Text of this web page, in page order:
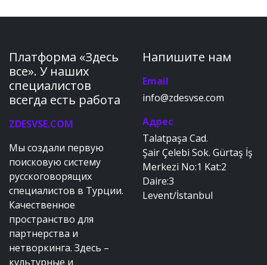
Платформа «Здесь
все». У наших
специалистов
всегда есть работа
ZDESVSE.COM
Мы создали первую
поисковую систему
русскоговорящих
специалистов в Турции.
Качественное
пространство для
партнерства и
нетворкинга. Здесь –
культурные и
Напишите нам
Email
info@zdesvse.com
Адрес
Talatpaşa Cad.
Şair Çelebi Sok. Gürtaş İş
Merkezi No:1 Kat:2
Daire:3
Levent/İstanbul